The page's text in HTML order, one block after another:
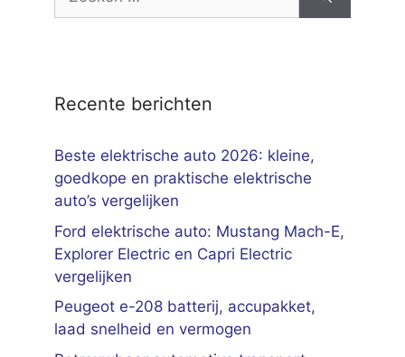
Recente berichten
Beste elektrische auto 2026: kleine,
goedkope en praktische elektrische
auto’s vergelijken
Ford elektrische auto: Mustang Mach-E,
Explorer Electric en Capri Electric
vergelijken
Peugeot e-208 batterij, accupakket,
laad snelheid en vermogen